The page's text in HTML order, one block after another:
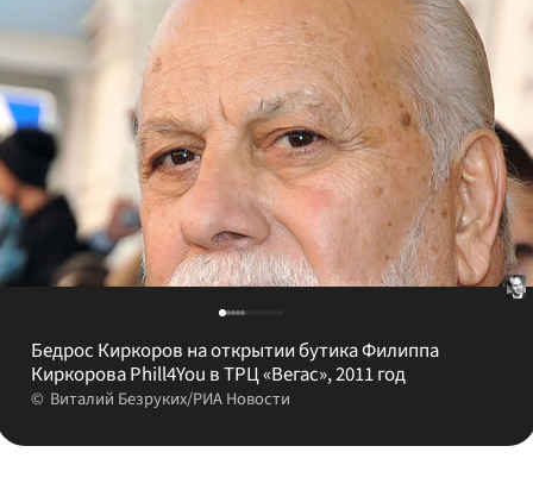
Бедрос Киркоров на открытии бутика Филиппа
Киркорова Phill4You в ТРЦ «Вегас», 2011 год
Виталий Безруких/РИА Новости